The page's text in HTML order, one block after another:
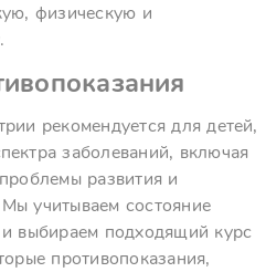
физическую и
рекомендуется для детей,
заболеваний, включая
развития и
учитываем состояние
выбираем подходящий курс
противопоказания,